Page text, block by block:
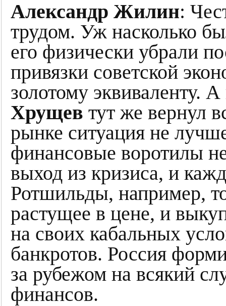
Александр Жилин:
трудом. Уж насколько
его физически убрали
привязки советской
золотому эквиваленту.
Хрущев тут же вернул
рынке ситуация не
финансовые воротилы
выход из кризиса, и
Ротшильды, например,
растущее в цене, и
на своих кабальных
банкротов. Россия
за рубежом на всякий
финансов.